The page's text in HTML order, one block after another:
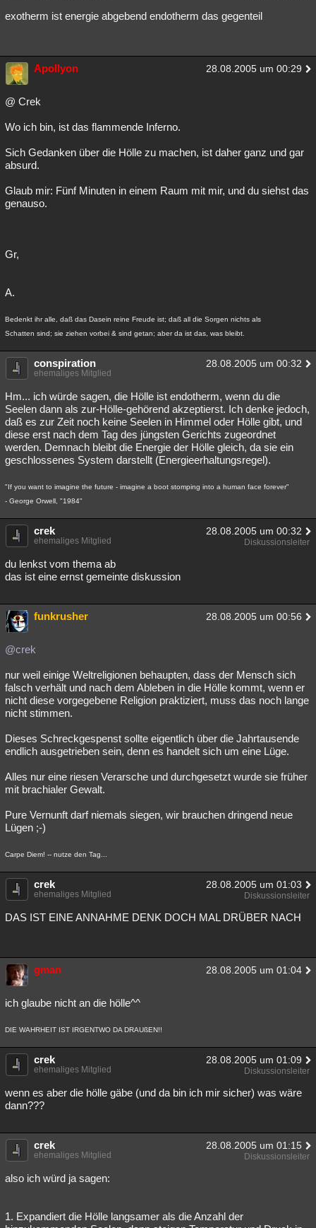
exotherm ist energie abgebend endotherm das gegenteil
Apollyon 28.08.2005 um 00:29
@ Crek
Wo ich bin, ist das flammende Inferno.
Sich Gedanken über die Hölle zu machen, ist daher ganz und gar
absurd.
Glaub mir: Fünf Minuten in einem Raum mit mir, und du siehst das
genauso.
Gr,
A.
Bedenkt ihr alle, daß das Dasein reine Freude ist; daß all die Sorgen nichts als
Schatten sind; sie ziehen vorbei & sind getan; aber da ist das, was bleibt.
conspiration 28.08.2005 um 00:32
ehemaliges Mitglied
Hm... ich würde sagen, die Hölle ist endotherm, wenn du die
Seelen dann als zur-Hölle-gehörend akzeptierst. Ich denke jedoch,
daß es zur Zeit noch keine Seelen in Himmel oder Hölle gibt, und
diese erst nach dem Tag des jüngsten Gerichts zugeordnet
werden. Demnach bleibt die Energie der Hölle gleich, da sie ein
geschlossenes System darstellt (Energieerhaltungsregel).
"If you want to imagine the future - imagine a boot stomping into a human face forever"
- George Orwell, "1984"
crek 28.08.2005 um 00:32
ehemaliges Mitglied Diskussionsleiter
du lenkst vom thema ab
das ist eine ernst gemeinte diskussion
funkrusher 28.08.2005 um 00:56
@crek
nur weil einige Weltreligionen behaupten, dass der Mensch sich
falsch verhält und nach dem Ableben in die Hölle kommt, wenn er
nicht diese vorgegebene Religion praktiziert, muss das noch lange
nicht stimmen.
Dieses Schreckgespenst sollte eigentlich über die Jahrtausende
endlich ausgetrieben sein, denn es handelt sich um eine Lüge.
Alles nur eine riesen Verarsche und durchgesetzt wurde sie früher
mit brachialer Gewalt.
Pure Vernunft darf niemals siegen, wir brauchen dringend neue
Lügen ;-)
Carpe Diem! -- nutze den Tag...
crek 28.08.2005 um 01:03
ehemaliges Mitglied Diskussionsleiter
DAS IST EINE ANNAHME DENK DOCH MAL DRÜBER NACH
gman 28.08.2005 um 01:04
ich glaube nicht an die hölle^^
DIE WAHRHEIT IST IRGENTWO DA DRAUßEN!!
crek 28.08.2005 um 01:09
ehemaliges Mitglied Diskussionsleiter
wenn es aber die hölle gäbe (und da bin ich mir sicher) was wäre
dann???
crek 28.08.2005 um 01:15
ehemaliges Mitglied Diskussionsleiter
also ich würd ja sagen:
1. Expandiert die Hölle langsamer als die Anzahl der